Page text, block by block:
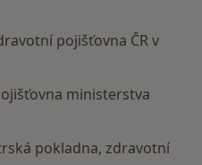
pojišťovna ČR v
ministerstva
pokladna, zdravotní